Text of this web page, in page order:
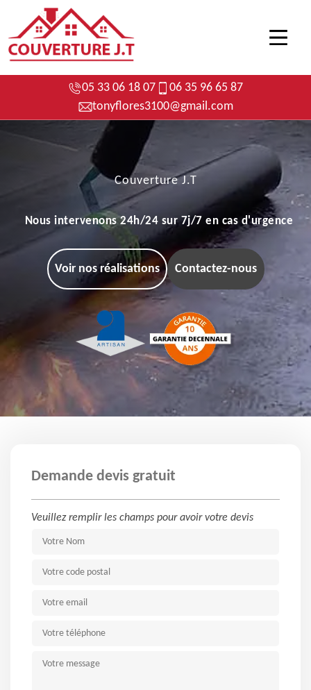
05 33 06 18 07
06 35 96 65 87
tonyflores3100@gmail.com
Couverture J.T
Nous intervenons 24h/24 sur 7j/7 en cas d'urgence
Voir nos réalisations Contactez-nous
Demande devis gratuit
Veuillez remplir les champs pour avoir votre devis